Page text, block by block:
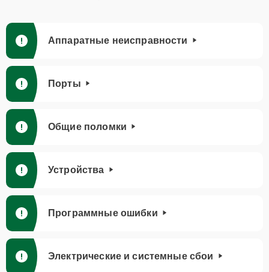
Аппаратные неисправности
Порты
Общие поломки
Устройства
Программные ошибки
Электрические и системные сбои